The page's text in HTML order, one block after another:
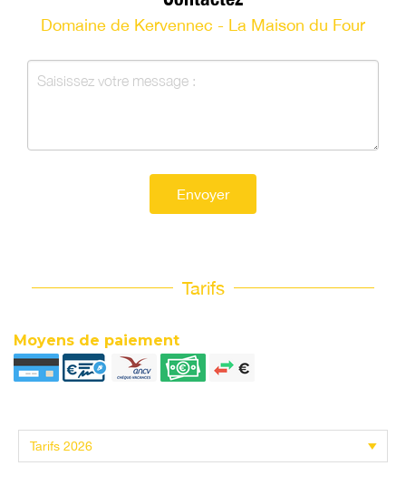
Domaine de Kervennec - La Maison du Four
Envoyer
Tarifs
Moyens de paiement